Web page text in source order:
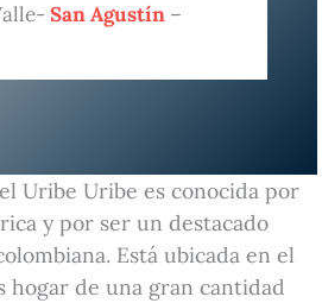
San Agustín–
Uribe Uribe es conocida por
y por ser un destacado
Está ubicada en el
hogar de una gran cantidad